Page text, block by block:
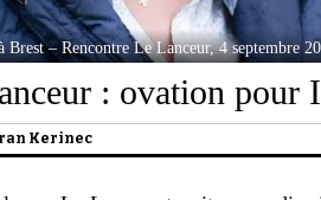
Brest – Rencontre Le Lanceur, 4 septembre
: ovation pour
Kerinec